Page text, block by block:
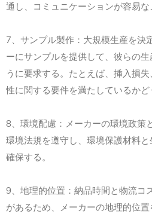
通し、コミュニケーションが容易な
7、サンプル製作：大規模生産を決
ーにサンプルを提供して、彼らの
うに要求する。たとえば、挿入損
性に関する要件を満たしているかど
8、環境配慮：メーカーの環境政策
環境法規を遵守し、環境保護材料
確保する。
9、地理的位置：納品時間と物流コ
があるため、メーカーの地理的位